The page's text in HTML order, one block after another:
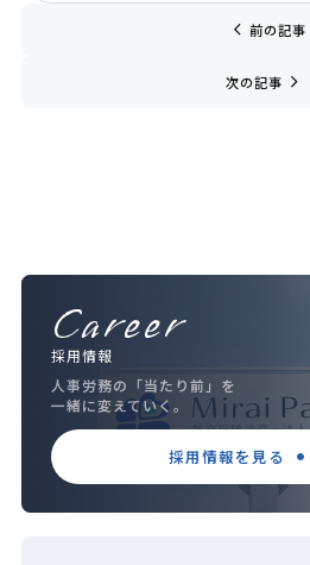
chevron_left 前の記事
次の記事 navigate_next
Career
採用情報
人事労務の「当たり前」を
一緒に変えていく。
採用情報を見る